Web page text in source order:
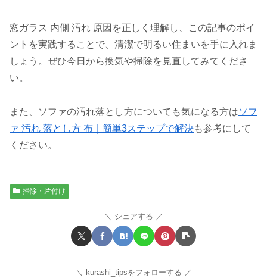
窓ガラス 内側 汚れ 原因を正しく理解し、この記事のポイ
ントを実践することで、清潔で明るい住まいを手に入れま
しょう。ぜひ今日から換気や掃除を見直してみてくださ
い。
また、ソファの汚れ落とし方についても気になる方はソフ
ァ 汚れ 落とし方 布｜簡単3ステップで解決も参考にして
ください。
掃除・片付け
シェアする
kurashi_tipsをフォローする